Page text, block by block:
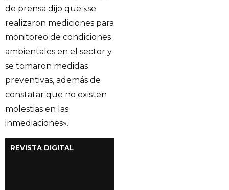
de prensa dijo que «se
realizaron mediciones para
monitoreo de condiciones
ambientales en el sector y
se tomaron medidas
preventivas, además de
constatar que no existen
molestias en las
inmediaciones».
REVISTA DIGITAL